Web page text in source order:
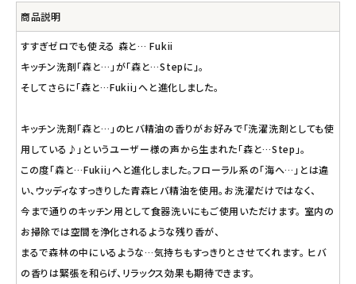
商品説明
すすぎゼロでも使える 森と… Fukii
キッチン洗剤「森と…」が「森と…Stepに」。
そしてさらに「森と…Fukii」へと進化しました。
キッチン洗剤「森と…」のヒバ精油の香りがお好みで「洗濯洗剤としても使
用している♪」というユーザー様の声から生まれた「森と…Step」。
この度「森と…Fukii」へと進化しました。フローラル系の「海へ…」とは違
い、ウッディなすっきりした青森ヒバ精油を使用。お洗濯だけではなく、
今まで通りのキッチン用として食器洗いにもご使用いただけます。 室内の
お掃除では空間を浄化されるような残り香が、
まるで森林の中にいるような…気持ちもすっきりとさせてくれます。 ヒバ
の香りは緊張を和らげ、リラックス効果も期待できます。